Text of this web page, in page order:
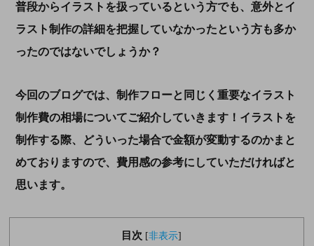
普段からイラストを扱っているという方でも、意外とイ
ラスト制作の詳細を把握していなかったという方も多か
ったのではないでしょうか？
今回のブログでは、制作フローと同じく重要なイラスト
制作費の相場についてご紹介していきます！イラストを
制作する際、どういった場合で金額が変動するのかまと
めておりますので、費用感の参考にしていただければと
思います。
目次 [非表示]